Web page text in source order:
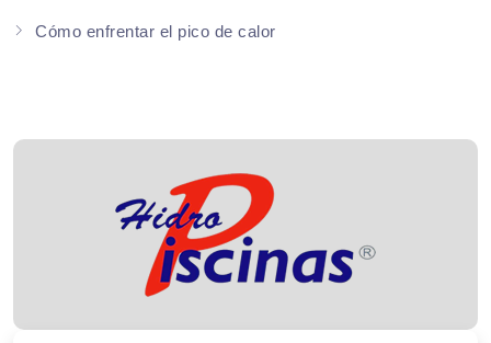
Cómo enfrentar el pico de calor